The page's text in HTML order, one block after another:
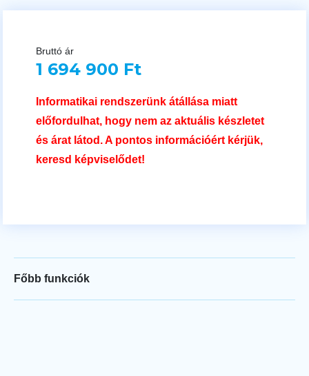
Bruttó ár
1 694 900 Ft
Informatikai rendszerünk átállása miatt
előfordulhat, hogy nem az aktuális készletet
és árat látod. A pontos információért kérjük,
keresd képviselődet!
Főbb funkciók